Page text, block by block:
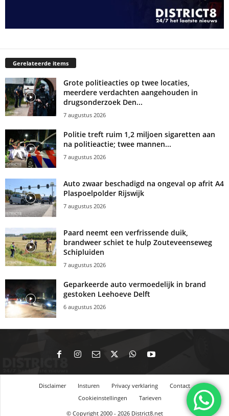
Gerelateerde items
Grote politieacties op twee locaties,
meerdere verdachten aangehouden in
drugsonderzoek Den...
7 augustus 2026
Politie treft ruim 1,2 miljoen sigaretten aan
na politieactie; twee mannen...
7 augustus 2026
Auto zwaar beschadigd na ongeval op afrit A4
Plaspoelpolder Rijswijk
7 augustus 2026
Paard neemt een verfrissende duik,
brandweer schiet te hulp Zouteveenseweg
Schipluiden
7 augustus 2026
Geparkeerde auto vermoedelijk in brand
gestoken Leehoeve Delft
6 augustus 2026
Disclaimer Insturen Privacy verklaring
Contact
Cookieinstellingen
Tarieven
© Copyright 2000 - 2026 District8.net